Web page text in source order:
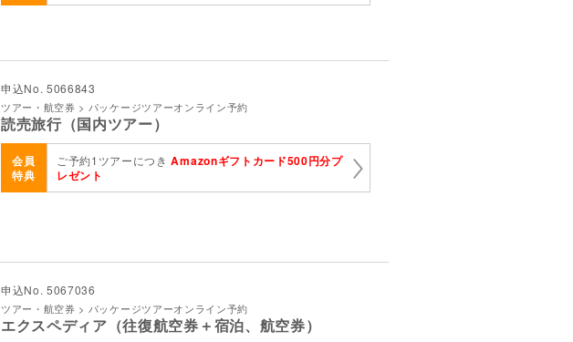
申込No. 5066843
ツアー・航空券 > パッケージツアーオンライン予約
読売旅行（国内ツアー）
会員
特典
ご予約1ツアーにつきAmazonギフトカード500円分プ
レゼント
申込No. 5067036
ツアー・航空券 > パッケージツアーオンライン予約
エクスペディア（往復航空券＋宿泊、航空券）